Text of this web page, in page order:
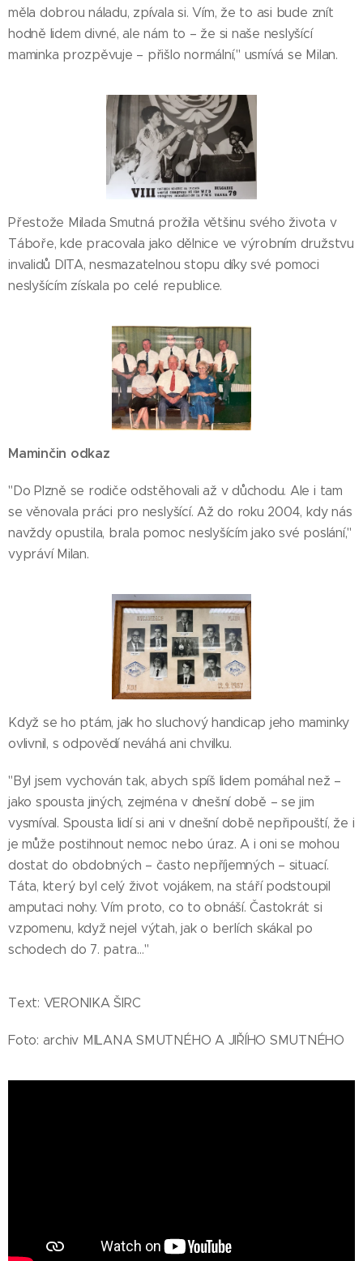
měla dobrou náladu, zpívala si. Vím, že to asi bude znít
hodně lidem divné, ale nám to – že si naše neslyšící
maminka prozpěvuje – přišlo normální," usmívá se Milan.
Přestože Milada Smutná prožila většinu svého života v
Táboře, kde pracovala jako dělnice ve výrobním družstvu
invalidů DITA, nesmazatelnou stopu díky své pomoci
neslyšícím získala po celé republice.
Maminčin odkaz
"Do Plzně se rodiče odstěhovali až v důchodu. Ale i tam
se věnovala práci pro neslyšící. Až do roku 2004, kdy nás
navždy opustila, brala pomoc neslyšícím jako své poslání,"
vypráví Milan.
Když se ho ptám, jak ho sluchový handicap jeho maminky
ovlivnil, s odpovědí neváhá ani chvilku.
"Byl jsem vychován tak, abych spíš lidem pomáhal než –
jako spousta jiných, zejména v dnešní době – se jim
vysmíval. Spousta lidí si ani v dnešní době nepřipouští, že i
je může postihnout nemoc nebo úraz. A i oni se mohou
dostat do obdobných – často nepříjemných – situací.
Táta, který byl celý život vojákem, na stáří podstoupil
amputaci nohy. Vím proto, co to obnáší. Častokrát si
vzpomenu, když nejel výtah, jak o berlích skákal po
schodech do 7. patra…"
Text: VERONIKA ŠIRC
Foto: archiv MILANA SMUTNÉHO A JIŘÍHO SMUTNÉHO